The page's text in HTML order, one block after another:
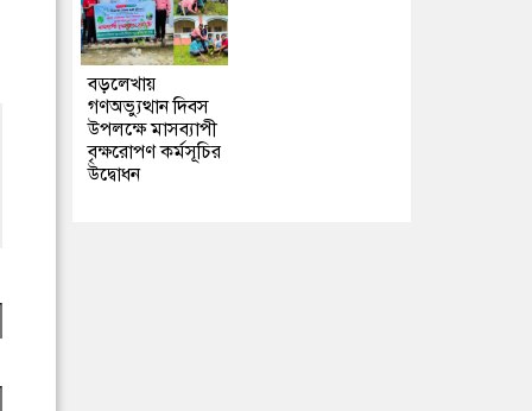
বড়লেখায়
গণঅভ্যুত্থান দিবস
উপলক্ষে মাসব্যাপী
বৃক্ষরোপণ কর্মসূচির
উদ্বোধন